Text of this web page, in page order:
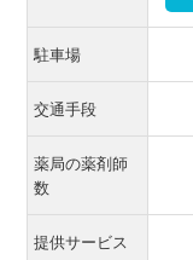
駐車場
交通手段
薬局の薬剤師
数
提供サービス